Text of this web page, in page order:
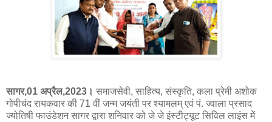
सागर,01 अप्रैल,2023। समाजसेवी, साहित्य, संस्कृति, कला प्रेमी‌ अशोक
गोपीचंद रायकवार की 71 वीं जन्म जयंती पर श्यामलम् एवं पं. ज्वाला प्रसाद
ज्योतिषी फाउंडेशन सागर द्वारा शनिवार को जे जे इंस्टीट्यूट सिविल लाइंस में